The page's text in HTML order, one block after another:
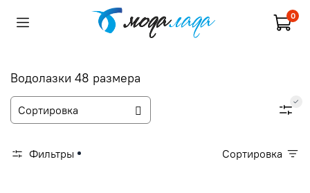
0
Водолазки 48 размера
Фильтры Сортировка